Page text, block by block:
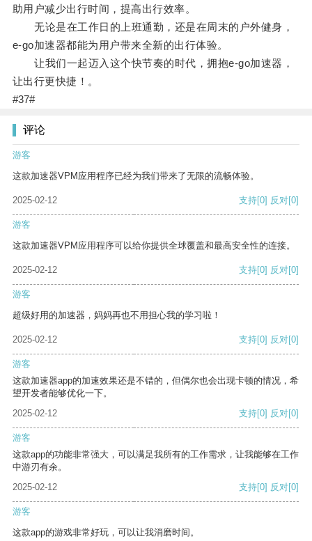
助用户减少出行时间，提高出行效率。
无论是在工作日的上班通勤，还是在周末的户外健身，
e-go加速器都能为用户带来全新的出行体验。
让我们一起迈入这个快节奏的时代，拥抱e-go加速器，
让出行更快捷！。
#37#
评论
游客
这款加速器VPM应用程序已经为我们带来了无限的流畅体验。
2025-02-12 支持[0] 反对[0]
游客
这款加速器VPM应用程序可以给你提供全球覆盖和最高安全性的连接。
2025-02-12 支持[0] 反对[0]
游客
超级好用的加速器，妈妈再也不用担心我的学习啦！
2025-02-12 支持[0] 反对[0]
游客
这款加速器app的加速效果还是不错的，但偶尔也会出现卡顿的情况，希
望开发者能够优化一下。
2025-02-12
支持[0] 反对[0]
游客
这款app的功能非常强大，可以满足我所有的工作需求，让我能够在工作
中游刃有余。
2025-02-12
支持[0] 反对[0]
游客
这款app的游戏非常好玩，可以让我消磨时间。